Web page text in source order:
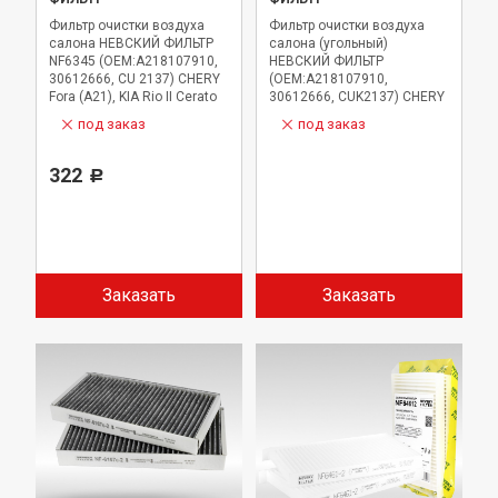
Фильтр очистки воздуха
салона НЕВСКИЙ ФИЛЬТР
NF6345 (OEM:A218107910,
30612666, CU 2137) CHERY
Fora (A21), KIA Rio II Cerato
под заказ
322 Р
Заказать
Фильтр очистки воздуха
салона (угольный)
НЕВСКИЙ ФИЛЬТР
(OEM:A218107910,
30612666, CUK2137) CHERY
VOLVO S40 V40
под заказ
Заказать